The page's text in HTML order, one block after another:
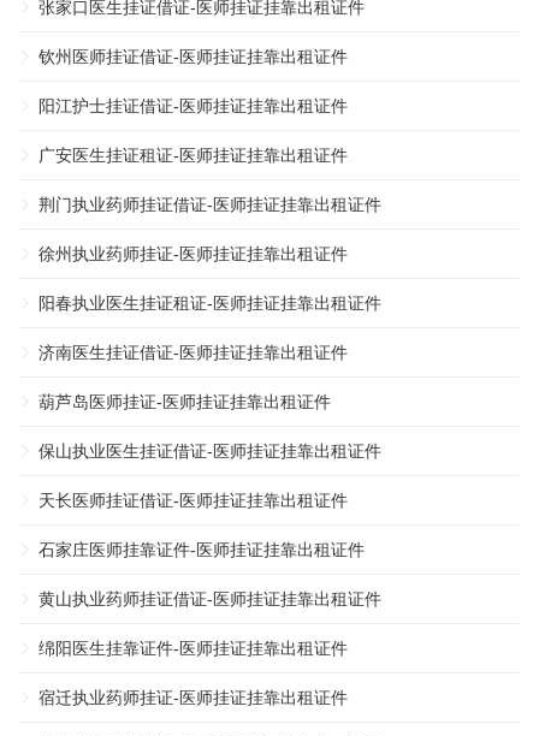
张家口医生挂证借证-医师挂证挂靠出租证件
钦州医师挂证借证-医师挂证挂靠出租证件
阳江护士挂证借证-医师挂证挂靠出租证件
广安医生挂证租证-医师挂证挂靠出租证件
荆门执业药师挂证借证-医师挂证挂靠出租证件
徐州执业药师挂证-医师挂证挂靠出租证件
阳春执业医生挂证租证-医师挂证挂靠出租证件
济南医生挂证借证-医师挂证挂靠出租证件
葫芦岛医师挂证-医师挂证挂靠出租证件
保山执业医生挂证借证-医师挂证挂靠出租证件
天长医师挂证借证-医师挂证挂靠出租证件
石家庄医师挂靠证件-医师挂证挂靠出租证件
黄山执业药师挂证借证-医师挂证挂靠出租证件
绵阳医生挂靠证件-医师挂证挂靠出租证件
宿迁执业药师挂证-医师挂证挂靠出租证件